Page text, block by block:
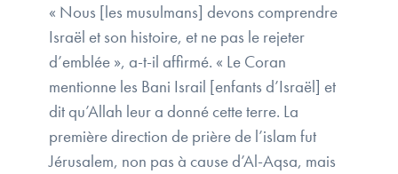
« Nous [les musulmans] devons comprendre
Israël et son histoire, et ne pas le rejeter
d’emblée », a-t-il affirmé. « Le Coran
mentionne les Bani Israil [enfants d’Israël] et
dit qu’Allah leur a donné cette terre. La
première direction de prière de l’islam fut
Jérusalem, non pas à cause d’Al-Aqsa, mais